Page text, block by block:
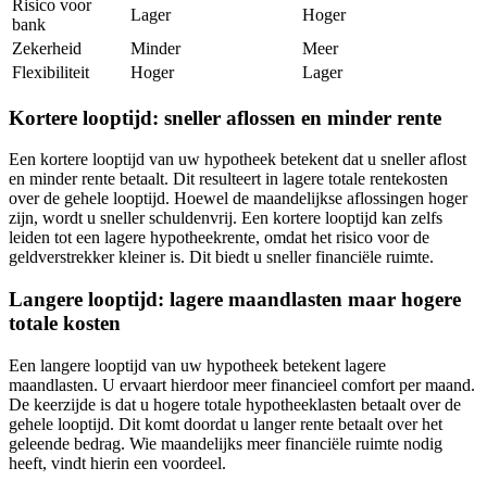
Risico voor
bank
Lager
Hoger
Zekerheid
Minder
Meer
Flexibiliteit
Hoger Lager
Kortere looptijd: sneller aflossen en minder rente
Een kortere looptijd van uw hypotheek betekent dat u sneller aflost
en minder rente betaalt. Dit resulteert in lagere totale rentekosten
over de gehele looptijd. Hoewel de maandelijkse aflossingen hoger
zijn, wordt u sneller schuldenvrij. Een kortere looptijd kan zelfs
leiden tot een lagere hypotheekrente, omdat het risico voor de
geldverstrekker kleiner is. Dit biedt u sneller financiële ruimte.
Langere looptijd: lagere maandlasten maar hogere
totale kosten
Een langere looptijd van uw hypotheek betekent lagere
maandlasten. U ervaart hierdoor meer financieel comfort per maand.
De keerzijde is dat u hogere totale hypotheeklasten betaalt over de
gehele looptijd. Dit komt doordat u langer rente betaalt over het
geleende bedrag. Wie maandelijks meer financiële ruimte nodig
heeft, vindt hierin een voordeel.